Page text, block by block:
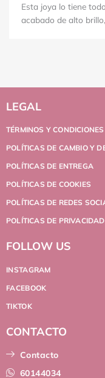
Esta joya lo tiene
acabado de alto
LEGAL
TÉRMINOS Y CONDICIONES
POLÍTICAS DE CAMBIO Y
POLÍTICAS DE ENTREGA
POLÍTICAS DE COOKIES
POLÍTICAS DE REDES
POLÍTICAS DE PRIVACIDAD
FOLLOW US
INSTAGRAM
FACEBOOK
TIKTOK
CONTACTO
Contacto
60144034